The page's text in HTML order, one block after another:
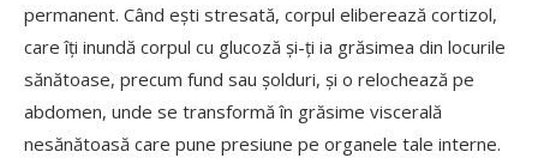
permanent. Când ești stresată, corpul eliberează cortizol,
care îți inundă corpul cu glucoză și-ți ia grăsimea din locurile
sănătoase, precum fund sau șolduri, și o relochează pe
abdomen, unde se transformă în grăsime viscerală
nesănătoasă care pune presiune pe organele tale interne.